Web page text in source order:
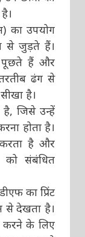
का उपयोग
से जुड़ते हैं।
पूछते हैं और
ढंग से
है।
है, जिसे उन्हें
होता है।
है और
संबंधित
का प्रिंट
से देखता है।
करने के लिए